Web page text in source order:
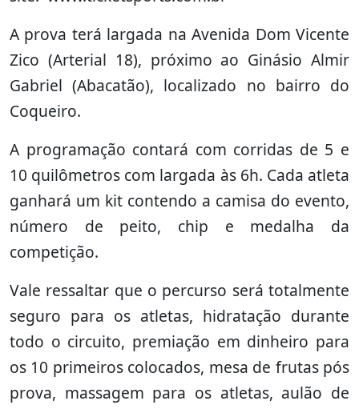
A prova terá largada na Avenida Dom Vicente
Zico (Arterial 18), próximo ao Ginásio Almir
Gabriel (Abacatão), localizado no bairro do
Coqueiro.
A programação contará com corridas de 5 e
10 quilômetros com largada às 6h. Cada atleta
ganhará um kit contendo a camisa do evento,
número de peito, chip e medalha da
competição.
Vale ressaltar que o percurso será totalmente
seguro para os atletas, hidratação durante
todo o circuito, premiação em dinheiro para
os 10 primeiros colocados, mesa de frutas pós
prova, massagem para os atletas, aulão de